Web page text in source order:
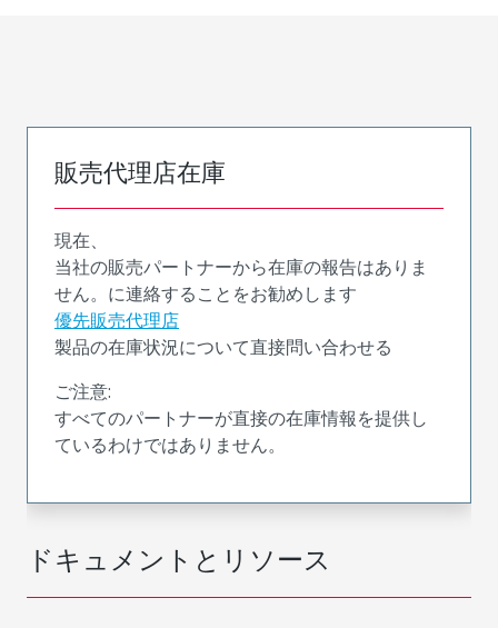
ドキュメントとリソース
販売代理店在庫
現在、
当社の販売パートナーから在庫の報告はありま
せん。に連絡することをお勧めします
優先販売代理店
製品の在庫状況について直接問い合わせる
ご注意:
すべてのパートナーが直接の在庫情報を提供し
ているわけではありません。